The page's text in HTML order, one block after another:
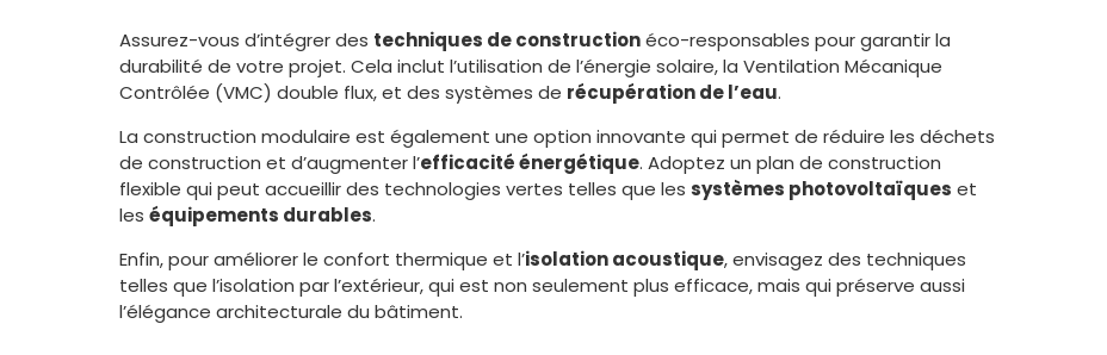
Assurez-vous d’intégrer des techniques de constructionéco-responsables pour garantir la
durabilité de votre projet. Cela inclut l’utilisation de l’énergie solaire, la Ventilation Mécanique
Contrôlée (VMC) double flux, et des systèmes de récupération de l’eau.
La construction modulaire est également une option innovante qui permet de réduire les déchets
de construction et d’augmenter l’efficacité énergétique. Adoptez un plan de construction
flexible qui peut accueillir des technologies vertes telles que les systèmes photovoltaïques et
les équipements durables.
Enfin, pour améliorer le confort thermique et l’isolation acoustique, envisagez des techniques
telles que l’isolation par l’extérieur, qui est non seulement plus efficace, mais qui préserve aussi
l’élégance architecturale du bâtiment.